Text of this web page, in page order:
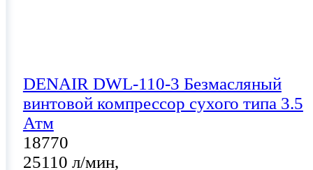
DENAIR DWL-110-3 Безмасляный
винтовой компрессор сухого типа 3.5
Атм
18770
25110 л/мин,